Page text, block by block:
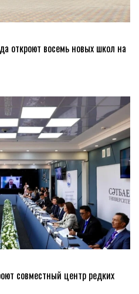
откроют восемь новых школ на
совместный центр редких